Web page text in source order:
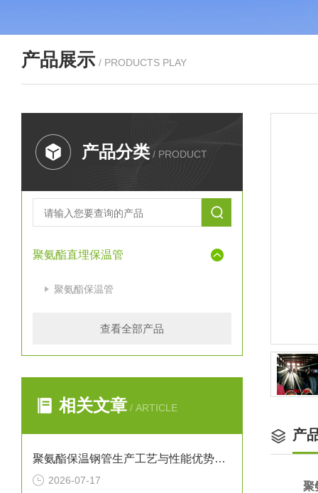
产品展示 / PRODUCTS PLAY
产品分类 / PRODUCT
聚氨酯直埋保温管
聚氨酯保温管
查看全部产品
相关文章 / ARTICLE
聚氨酯保温钢管生产工艺与性能优势解析
2026-07-17
产
聚